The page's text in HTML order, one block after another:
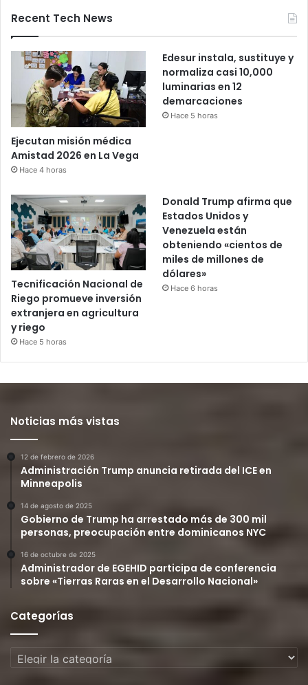
Recent Tech News
Ejecutan misión médica
Amistad 2026 en La Vega
Hace 4 horas
Edesur instala, sustituye y
normaliza casi 10,000
luminarias en 12
demarcaciones
Hace 5 horas
Tecnificación Nacional de
Riego promueve inversión
extranjera en agricultura
y riego
Hace 5 horas
Donald Trump afirma que
Estados Unidos y
Venezuela están
obteniendo «cientos de
miles de millones de
dólares»
Hace 6 horas
Noticias más vistas
12 de febrero de 2026
Administración Trump anuncia retirada del ICE en
Minneapolis
14 de agosto de 2025
Gobierno de Trump ha arrestado más de 300 mil
personas, preocupación entre dominicanos NYC
16 de octubre de 2025
Administrador de EGEHID participa de conferencia
sobre «Tierras Raras en el Desarrollo Nacional»
Categorías
Categorías